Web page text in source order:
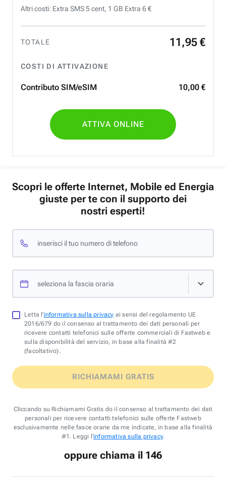
Altri costi: Extra SMS 5 cent, 1 GB Extra 6 €
TOTALE 11 ,95 €
COSTI DI ATTIVAZIONE
Contributo SIM/eSIM 10,00 €
ATTIVA ONLINE
Scopri le offerte Internet, Mobile ed Energia
giuste per te con il supporto dei
nostri esperti!
inserisci il tuo numero di telefono
seleziona la fascia oraria
Letta l'informativa sulla privacy ai sensi del regolamento UE
2016/679 do il consenso al trattamento dei dati personali per
ricevere contatti telefonici sulle offerte commerciali di Fastweb e
sulla disponibilità del servizio, in base alla finalità #2
(facoltativo).
RICHIAMAMI GRATIS
Cliccando su Richiamami Gratis do il consenso al trattamento dei dati
personali per ricevere contatti telefonici sulle offerte Fastweb
esclusivamente nelle fasce orarie da me indicate, in base alla finalità
#1. Leggi l'informativa sulla privacy.
oppure chiama il 146